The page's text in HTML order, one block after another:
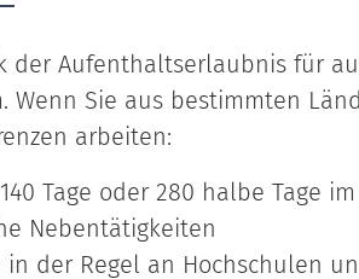
der Aufenthaltserlaubnis für
Wenn Sie aus bestimmten
arbeiten:
Tage oder 280 halbe Tage
Nebentätigkeiten
in der Regel an Hochschulen